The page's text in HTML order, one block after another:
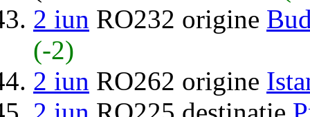
2 iun RO232 origine
(-2)
2 iun RO262 origine